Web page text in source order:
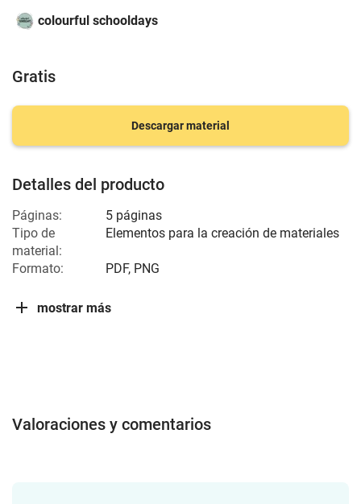
colourful schooldays
Gratis
Descargar material
Detalles del producto
Páginas:
5 páginas
Tipo de
material:
Elementos para la creación de materiales
Formato: PDF, PNG
mostrar más
Valoraciones y comentarios